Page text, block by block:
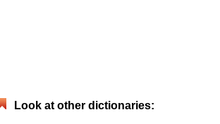
Look at other dictionaries: